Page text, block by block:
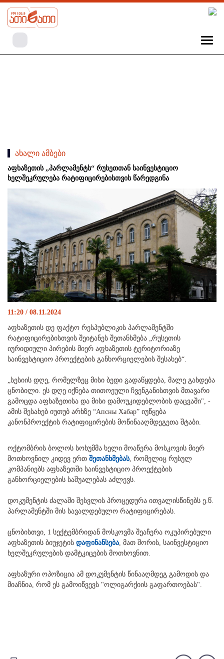
ახალი ამბები
აფხაზეთის „პარლამენტს“ რუსეთთან საინვესტიციო
ხელშეკრულება რატიფიცირებისთვის წარედგინა
11:20 / 08.11.2024
აფხაზეთის დე ფაქტო რესპუბლიკის პარლამენტში
რატიფიცირებისთვის შეიტანეს შეთანხმება „რუსეთის
იურიდიული პირების მიერ აფხაზეთის ტერიტორიაზე
საინვესტიციო პროექტების განხორციელების შესახებ“.
„სესიის დღე, რომელზეც მისი ბედი გადაწყდება, მალე გახდება
ცნობილი. ეს დღე იქნება თითოეული ჩვენგანისთვის მთავარი
გამოცდა აფხაზეთისა და მისი დამოუკიდებლობის დაცვაში", -
ამის შესახებ იუთუბ არხზე “Апсны Хабар” იუწყება
კანონპროექტის რატიფიცირების მოწინააღმდეგეთა შტაბი.
ოქტომბრის ბოლოს სოხუმმა ხელი მოაწერა მოსკოვის მიერ
მოთხოვნილ კიდევ ერთ შეთანხმებას, რომელიც რუსულ
კომპანიებს აფხაზეთში საინვესტიციო პროექტების
განხორციელების საშუალებას აძლევს.
დოკუმენტის ძალაში შესვლის პროცედურა ითვალისწინებს ე.წ.
პარლამენტში მის სავალდებულო რატიფიცირებას.
ცნობისთვი, 1 სექტემბრიდან მოსკოვმა შეაჩერა ოკუპირებული
აფხაზეთის ბიუჯეტის დაფინანსება , მათ შორის, საინვესტიციო
ხელშეკრულების დამტკიცების მოთხოვნით.
აფხაზური ოპოზიცია ამ დოკუმენტის წინააღმდეგ გამოდის და
მიაჩნია, რომ ეს გამოიწვევს "ოლიგარქიის გაფართოებას".